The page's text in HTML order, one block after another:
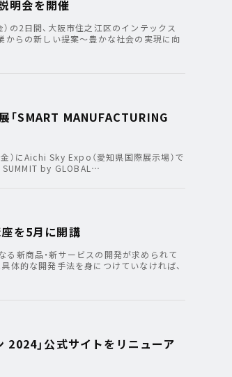
明会を開催
）の2日間、大阪市住之江区のインテックス
からの新しい提案～豊かな社会の実現に向
「SMART MANUFACTURING
）にAichi Sky Expo（愛知県国際展示場）で
SUMMIT by GLOBAL…
を5月に開講
る新商品・新サービスの開発が求められて
体的な開発手法を身につけていなければ、
2024」公式サイトをリニューア